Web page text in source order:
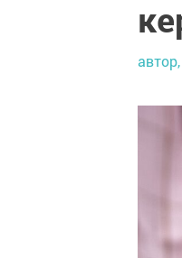
автор,